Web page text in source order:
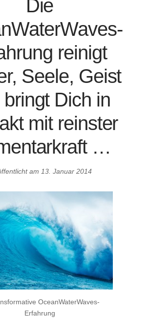
Die
reinigt
Seele, Geist
Dich in
mit reinster
…
am 13. Januar 2014
OceanWaterWaves-
Erfahrung